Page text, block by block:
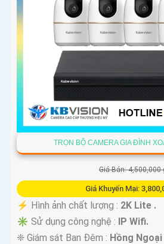
TRỌN BỘ CAMERA GIA ĐÌNH
Giá Bán: 4,500,000
Giá Khuyến Mại:
️⚡ Hình ảnh chất lượng : 2K Lite .
✳️ Sử dụng công nghệ : IP Wifi.
❈ Giám sát Ban Đêm : Hồng